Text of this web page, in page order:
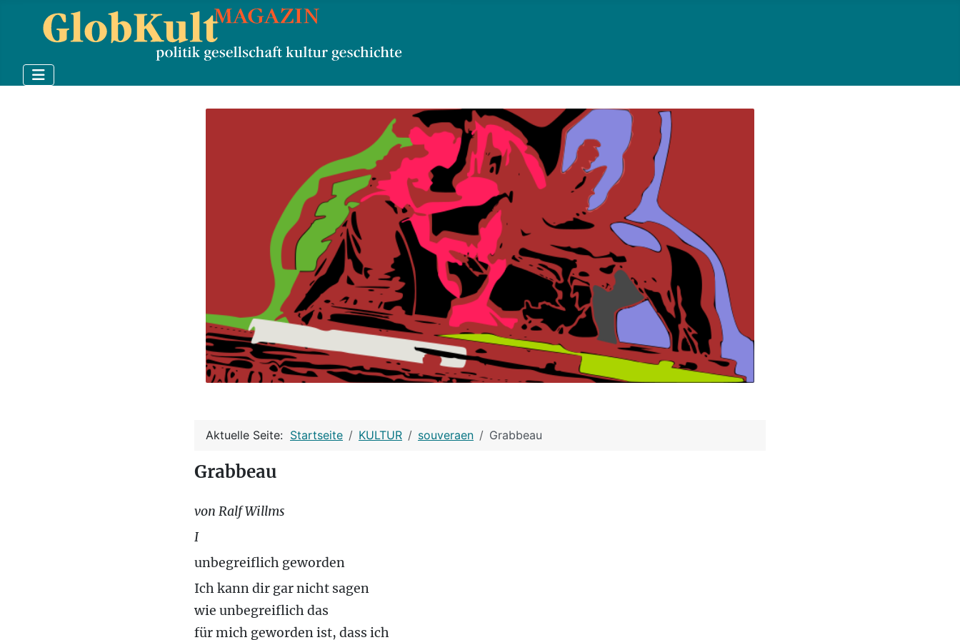
Aktuelle Seite: Startseite KULTUR souveraen Grabbeau
Grabbeau
von Ralf Willms
I
unbegreiflich geworden
Ich kann dir gar nicht sagen
wie unbegreiflich das
für mich geworden ist, dass ich